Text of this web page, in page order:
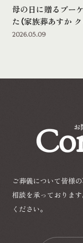
母の日に贈るブー
た（家族葬あすか ク
2026.05.09
お
ご葬儀について皆様
相談を承っております
ください。